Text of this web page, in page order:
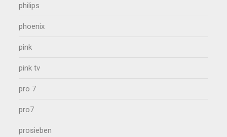
philips
phoenix
pink
pink tv
pro 7
pro7
prosieben